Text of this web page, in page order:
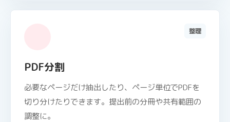
整理
PDF分割
必要なページだけ抽出したり、ページ単位でPDFを
切り分けたりできます。提出前の分冊や共有範囲の
調整に。